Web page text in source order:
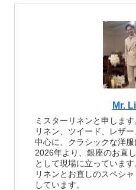
Mr.
ミスターリネンと申しま
リネン、ツイード、レザ
中心に、クラシックな洋服
2026年より、銀座のお直
として現場に立っています
リネンとお直しのスペシ
しています。